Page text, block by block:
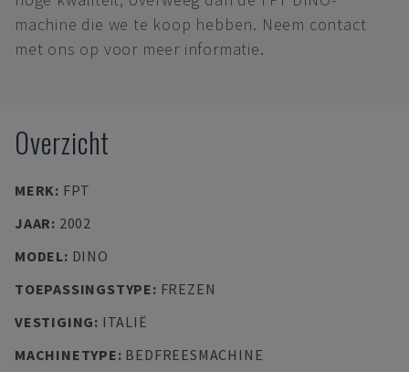
machine die we te koop hebben. Neem contact
met ons op voor meer informatie.
Overzicht
MERK: FPT
JAAR: 2002
MODEL: DINO
TOEPASSINGSTYPE: FREZEN
VESTIGING: ITALIË
MACHINETYPE: BEDFREESMACHINE